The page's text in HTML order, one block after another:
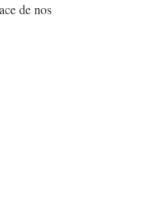
de nos